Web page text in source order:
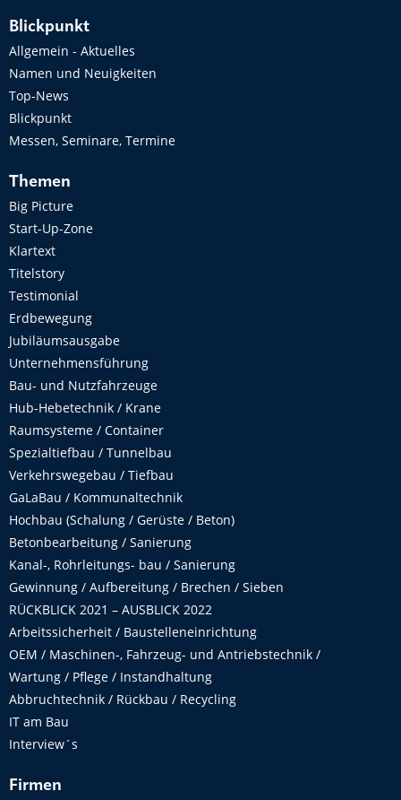
Blickpunkt
Allgemein - Aktuelles
Namen und Neuigkeiten
Top-News
Blickpunkt
Messen, Seminare, Termine
Themen
Big Picture
Start-Up-Zone
Klartext
Titelstory
Testimonial
Erdbewegung
Jubiläumsausgabe
Unternehmensführung
Bau- und Nutzfahrzeuge
Hub-Hebetechnik / Krane
Raumsysteme / Container
Spezialtiefbau / Tunnelbau
Verkehrswegebau / Tiefbau
GaLaBau / Kommunaltechnik
Hochbau (Schalung / Gerüste / Beton)
Betonbearbeitung / Sanierung
Kanal-, Rohrleitungs- bau / Sanierung
Gewinnung / Aufbereitung / Brechen / Sieben
RÜCKBLICK 2021 – AUSBLICK 2022
Arbeitssicherheit / Baustelleneinrichtung
OEM / Maschinen-, Fahrzeug- und Antriebstechnik /
Wartung / Pflege / Instandhaltung
Abbruchtechnik / Rückbau / Recycling
IT am Bau
Interview´s
Firmen